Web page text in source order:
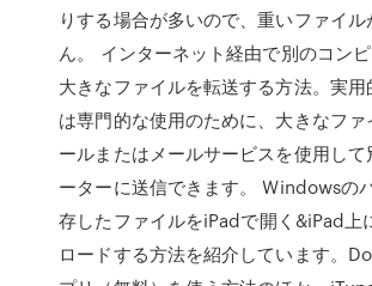
りする場合が多いので、重いファイ
ん。 インターネット経由で別のコン
大きなファイルを転送する方法。実用
は専門的な使用のために、大きなファ
ールまたはメールサービスを使用して
ーターに送信できます。 Windowsの
存したファイルをiPadで開く&iPad上
ロードする方法を紹介しています。